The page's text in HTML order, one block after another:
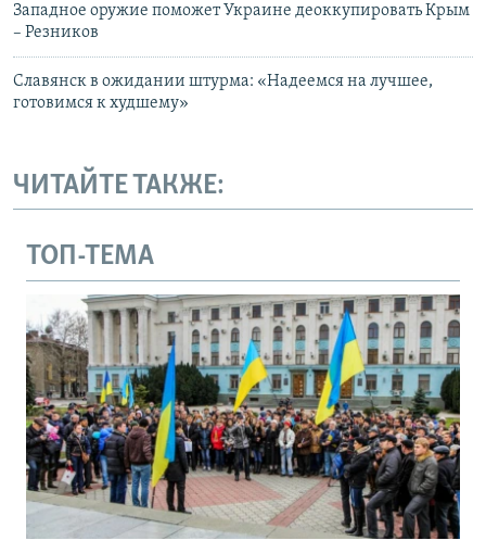
Западное оружие поможет Украине деоккупировать Крым
– Резников
Славянск в ожидании штурма: «Надеемся на лучшее,
готовимся к худшему»
ЧИТАЙТЕ ТАКЖЕ:
ТОП-ТЕМА